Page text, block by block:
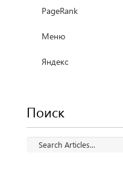
PageRank
Меню
Яндекс
Поиск